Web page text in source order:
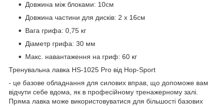
Довжина між блоками: 10см
Довжина частини для дисків: 2 х 16см
Вага грифа: 0,75 кг
Діаметр грифа: 30 мм
Макс. навантаження на гриф: 60 кг
Тренувальна лавка HS-1025 Pro від Hop-Sport
- це базове обладнання для силових вправ, що допоможе вам
відчути себе вдома, як в професійному тренажерному залі.
Пряма лавка може використовуватися для більшості базових